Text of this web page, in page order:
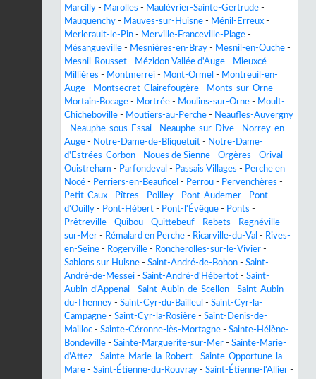
Marcilly - Marolles - Maulévrier-Sainte-Gertrude -
Mauquenchy - Mauves-sur-Huisne - Ménil-Erreux -
Merlerault-le-Pin - Merville-Franceville-Plage -
Mésangueville - Mesnières-en-Bray - Mesnil-en-Ouche -
Mesnil-Rousset - Mézidon Vallée d'Auge - Mieuxcé -
Millières - Montmerrei - Mont-Ormel - Montreuil-en-
Auge - Montsecret-Clairefougère - Monts-sur-Orne -
Mortain-Bocage - Mortrée - Moulins-sur-Orne - Moult-
Chicheboville - Moutiers-au-Perche - Neaufles-Auvergny
- Neauphe-sous-Essai - Neauphe-sur-Dive - Norrey-en-
Auge - Notre-Dame-de-Bliquetuit - Notre-Dame-
d'Estrées-Corbon - Noues de Sienne - Orgères - Orival -
Ouistreham - Parfondeval - Passais Villages - Perche en
Nocé - Perriers-en-Beauficel - Perrou - Pervenchères -
Petit-Caux - Pîtres - Poilley - Pont-Audemer - Pont-
d'Ouilly - Pont-Hébert - Pont-l'Évêque - Ponts -
Prêtreville - Quibou - Quittebeuf - Rebets - Regnéville-
sur-Mer - Rémalard en Perche - Ricarville-du-Val - Rives-
en-Seine - Rogerville - Roncherolles-sur-le-Vivier -
Sablons sur Huisne - Saint-André-de-Bohon - Saint-
André-de-Messei - Saint-André-d'Hébertot - Saint-
Aubin-d'Appenai - Saint-Aubin-de-Scellon - Saint-Aubin-
du-Thenney - Saint-Cyr-du-Bailleul - Saint-Cyr-la-
Campagne - Saint-Cyr-la-Rosière - Saint-Denis-de-
Mailloc - Sainte-Céronne-lès-Mortagne - Sainte-Hélène-
Bondeville - Sainte-Marguerite-sur-Mer - Sainte-Marie-
d'Attez - Sainte-Marie-la-Robert - Sainte-Opportune-la-
Mare - Saint-Étienne-du-Rouvray - Saint-Étienne-l'Allier -